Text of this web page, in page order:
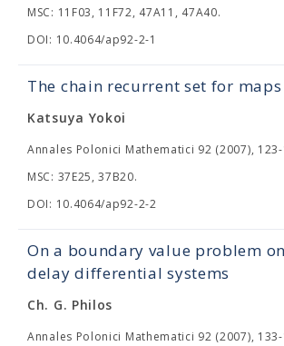
MSC: 11F03, 11F72, 47A11, 47A40.
DOI: 10.4064/ap92-2-1
The chain recurrent set for
Katsuya Yokoi
Annales Polonici Mathematici 92 (2007), 123-
MSC: 37E25, 37B20.
DOI: 10.4064/ap92-2-2
On a boundary value problem
delay differential systems
Ch. G. Philos
Annales Polonici Mathematici 92 (2007), 133-